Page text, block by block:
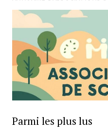
Parmi les plus lus